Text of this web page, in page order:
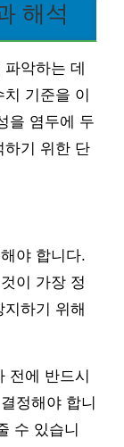
해석
악하는 데
기준을 이
을 염두에 두
하기 위한 단
야 합니다.
이 가장 정
하기 위해
전에 반드시
정해야 합니
수 있습니